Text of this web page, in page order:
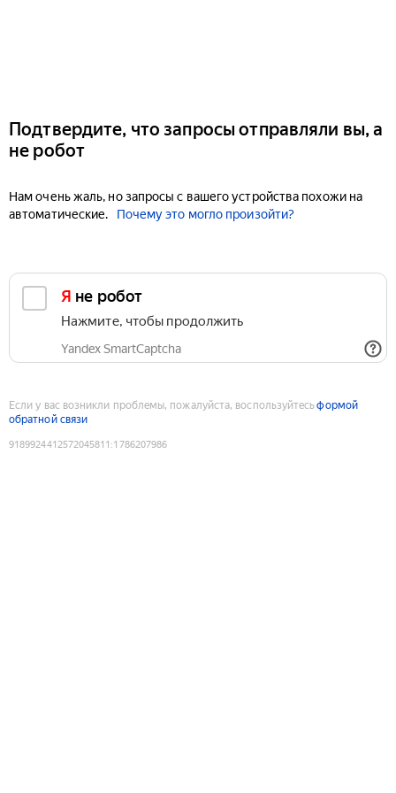
Подтвердите, что запросы отправляли вы, а
не робот
Нам очень жаль, но запросы с вашего устройства похожи на
автоматические.
Почему это могло произойти?
Я не робот
Нажмите, чтобы продолжить
Yandex SmartCaptcha
Если у вас возникли проблемы, пожалуйста, воспользуйтесьформой
обратной связи
9189924412572045811 :1786207986